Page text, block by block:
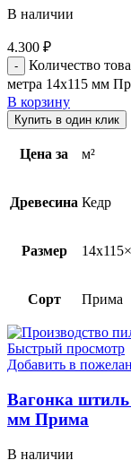
В наличии
4.300 ₽
Количество
метра 14х115 мм
В корзину
Купить в один клик
Цена за м²
Древесина Кедр
Размер
Сорт Прима
Быстрый просмотр
Добавить в
Вагонка штиль
мм Прима
В наличии